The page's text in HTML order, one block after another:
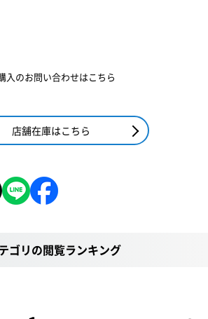
入のお問い合わせはこちら
店舗在庫はこちら
ゴリの閲覧ランキング